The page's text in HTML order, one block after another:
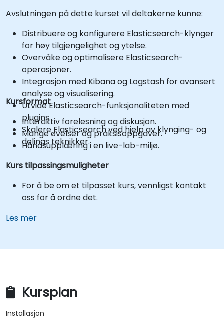
Avslutningen på dette kurset vil deltakerne kunne:
Distribuere og konfigurere Elasticsearch-klynger
for høy tilgjengelighet og ytelse.
Overvåke og optimalisere Elasticsearch-
operasjoner.
Integrasjon med Kibana og Logstash for avansert
analyse og visualisering.
Utvide Elasticsearch-funksjonaliteten med
plugins.
Skalere Elasticsearch ved hjelp av klynging- og
delings teknikker.
Kursformat
Interaktiv forelesning og diskusjon.
Mange øvelser og praksisoppgaver.
Håndsupplæring i en live-lab-miljø.
Kurs tilpassingsmuligheter
For å be om et tilpasset kurs, vennligst kontakt
oss for å ordne det.
Les mer
Kursplan
Installasjon